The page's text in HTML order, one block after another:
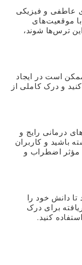
عاطفی و فیزیکی
موقعیت‌های
ترس‌ها شوند،
است در ایجاد
و درک کاملی از
درمانی رایج و
باشید و کاربران
مؤثر اضطراب و
دانش خود را
برای درک
کنید.